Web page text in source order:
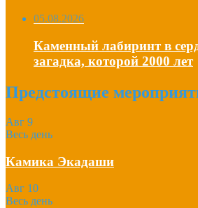
05.08.2026
Каменный лабиринт в
загадка, которой 2000 лет
Предстоящие
Авг 9
Весь день
Камика Экадаши
Авг 10
Весь день